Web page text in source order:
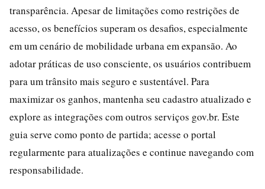
transparência. Apesar de limitações como restrições de
acesso, os benefícios superam os desafios, especialmente
em um cenário de mobilidade urbana em expansão. Ao
adotar práticas de uso consciente, os usuários contribuem
para um trânsito mais seguro e sustentável. Para
maximizar os ganhos, mantenha seu cadastro atualizado e
explore as integrações com outros serviços gov.br. Este
guia serve como ponto de partida; acesse o portal
regularmente para atualizações e continue navegando com
responsabilidade.